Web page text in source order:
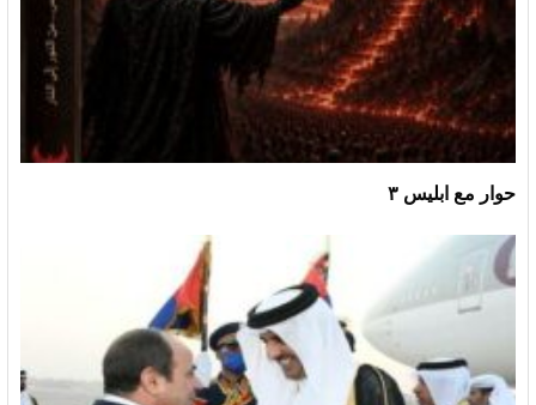
حوار مع ابليس ٣